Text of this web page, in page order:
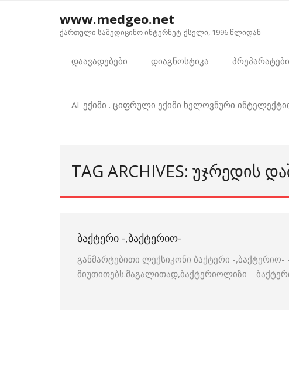
www.medgeo.net
ქართული სამედიცინო ინტერნეტ-ქსელი, 1996 წლიდან
დაავადებები დიაგნოსტიკა პრეპარატები
AI-ექიმი . ციფრული ექიმი ხელოვნური
TAG ARCHIVES: ᲣᲯᲠᲔᲓᲘᲡ
ᲑᲐᲥᲢᲔᲠᲘ -,ᲑᲐᲥᲢᲔᲠᲘᲝ-
განმარტებითი ლექსიკონი ბაქტერი -
მიუთითებს.მაგალითად,ბაქტერიოლიზი –